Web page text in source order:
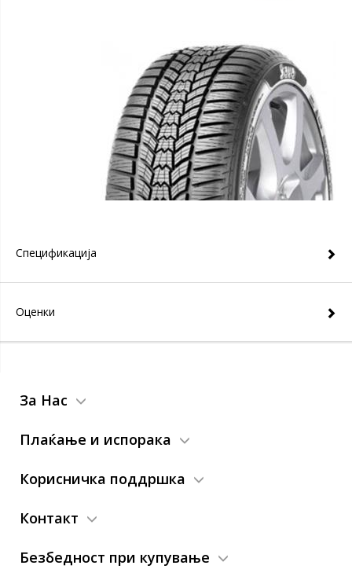
Спецификација
Оценки
За Нас
Плаќање и испорака
Корисничка поддршка
Контакт
Безбедност при купување